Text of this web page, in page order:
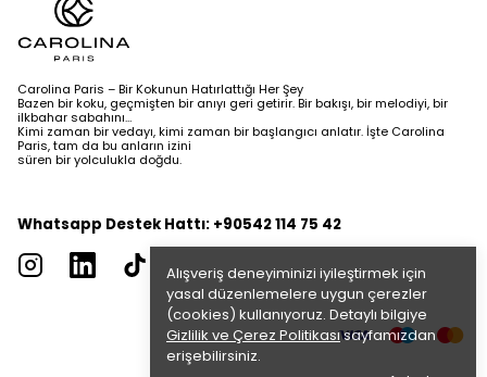
Alışveriş deneyiminizi iyileştirmek için
yasal düzenlemelere uygun çerezler
(cookies) kullanıyoruz. Detaylı bilgiye
Gizlilik ve Çerez Politikasısayfamızdan
erişebilirsiniz.
Carolina Paris – Bir Kokunun Hatırlattığı Her Şey
Bazen bir koku, geçmişten bir anıyı geri getirir. Bir bakışı, bir melodiyi, bir
ilkbahar sabahını…
Kimi zaman bir vedayı, kimi zaman bir başlangıcı anlatır. İşte Carolina
Paris, tam da bu anların izini
süren bir yolculukla doğdu.
Whatsapp Destek Hattı: +90542 114 75 42